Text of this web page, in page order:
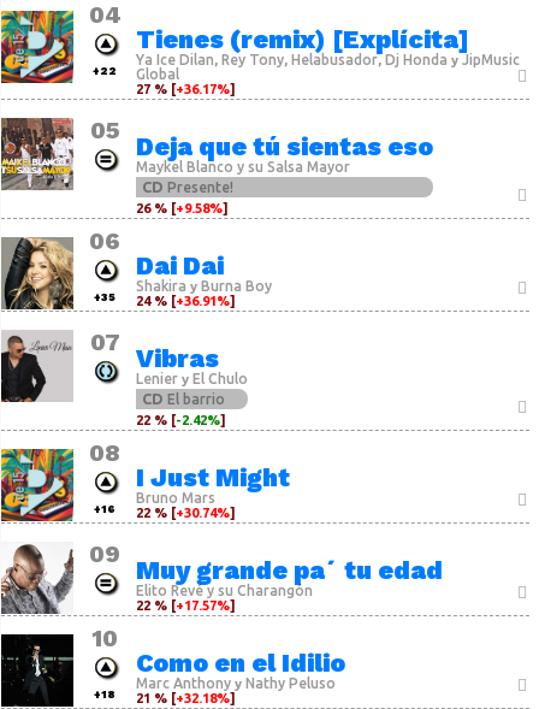
04
+22
Tienes (remix) [Explícita]
Ya Ice Dilan, Rey Tony, Helabusador, Dj Honda yJipMusic
Global
27 % [+36.17%]
05
Deja que tú sientas eso
Maykel Blanco y su Salsa Mayor
CDPresente!
26 % [+9.58%]
06
+35
Dai Dai
Shakira y Burna Boy
24 % [+36.91%]
07
Vibras
Lenier y El Chulo
CDEl barrio
22 % [-2.42%]
08
+16
I Just Might
Bruno Mars
22 % [+30.74%]
09
Muy grande pa´ tu edad
Elito Revé y su Charangón
22 % [+17.57%]
10
+18
Como en el Idilio
Marc Anthony y Nathy Peluso
21 % [+32.18%]